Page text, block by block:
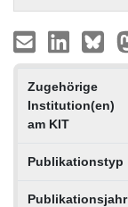
Zugehörige
Institution(en)
am KIT
Publikationstyp
Publikationsjahr